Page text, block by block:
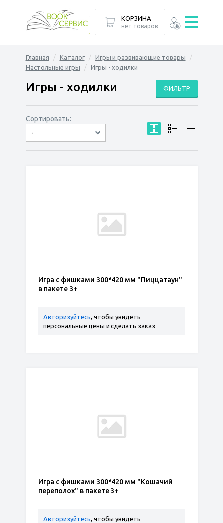
Главная Каталог
Игры и развивающие товары
Настольные игры
Игры - ходилки
ФИЛЬТР
Игры - ходилки
Сортировать:
-
по дате
по популярности
сначала дешёвые
сначала дорогие
Игра с фишками 300*420 мм "Пиццатаун"
в пакете 3+
Авторизуйтесь, чтобы увидеть
персональные цены и сделать заказ
Игра с фишками 300*420 мм "Кошачий
переполох" в пакете 3+
Авторизуйтесь, чтобы увидеть
КОРЗИНА
нет товаров